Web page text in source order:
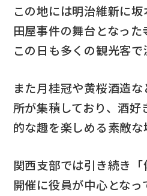
この地には明治維新に
田屋事件の舞台となった
この日も多くの観光客で
また月桂冠や黄桜酒造
所が集積しており、酒
的な趣を楽しめる素敵な
関西支部では引き続き
開催に役員が中心とな